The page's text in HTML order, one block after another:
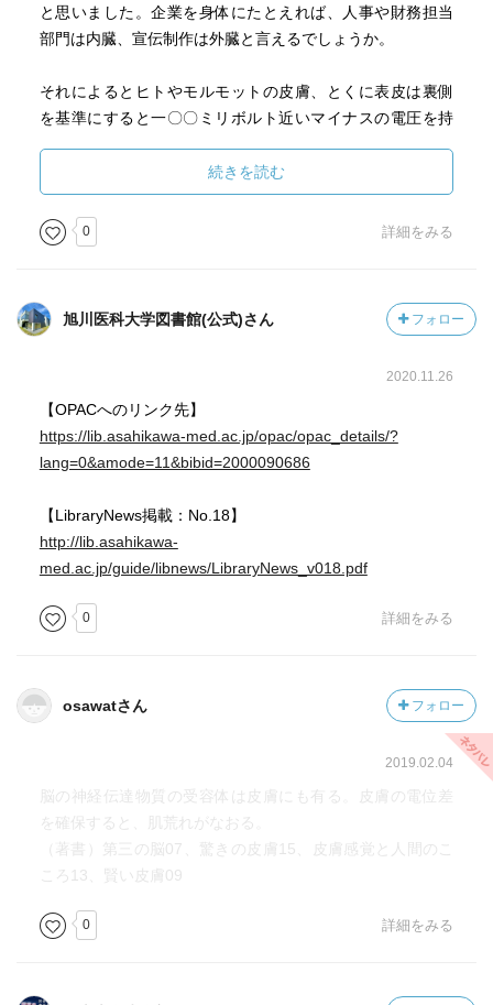
と思いました。企業を身体にたとえれば、人事や財務担当
部門は内臓、宣伝制作は外臓と言えるでしょうか。
それによるとヒトやモルモットの皮膚、とくに表皮は裏側
を基準にすると一〇〇ミリボルト近いマイナスの電圧を持
他にも役立つ物質はないだろうかとさらに考えていた頃、
南フランスのサン・レミの街で開催される学会での招待講
演を依頼されました。美術に詳しい方なら聞き覚えがある
まくいかず、やがて破綻の末、自分の耳を切り落とす、と
いう状態になった画家ゴッホが収容された精神病院のある
皮膚は実は免疫をつかさどる最前線の臓器であり、さらに
は身体のホルモンのバランスにも影響していることが明ら
肝臓や腎臓を近親者から移植するというケースはよくあり
ます。まったくの他人からの心臓移植も前例があります。
てもすぐに剝がれ落ちてしまいます。
とが必須となりました。) 東洋医学が、その実効性が認め
られながらも、なにやら怪しげなものと見なされている理
は「陰陽五行説」だのと言っても、実態が何であるのかよ
くわからない、明確な説明がなされていないところからも
そう思われるのでしょう。
西洋医学の場合には精密な解剖学的知識がまずあって、胃
が痛いなら、そこにある潰瘍なり炎症なりを手当てする。
心臓がちゃんと機能しているかどうか、心電図をとる、と
続きを読む
0 詳細をみる
旭川医科大学図書館(公式)さん フォロー
2020.11.26
【OPACへのリンク先】
https://lib.asahikawa-med.ac.jp/opac/opac_details/?
lang=0&amode=11&bibid=2000090686
【LibraryNews掲載：No.18】
http://lib.asahikawa-
med.ac.jp/guide/libnews/LibraryNews_v018.pdf
0 詳細をみる
osawatさん フォロー
2019.02.04
脳の神経伝達物質の受容体は皮膚にも有る。皮膚の電位差
を確保すると、肌荒れがなおる。
（著書）第三の脳07、驚きの皮膚15、皮膚感覚と人間のこ
ころ13、賢い皮膚09
0 詳細をみる